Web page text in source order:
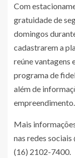
Com
gratuidade de
domingos
cadastrarem a
reúne vantagens
programa de
além de
empreendimento.
Mais
nas redes
(16) 2102-7400.